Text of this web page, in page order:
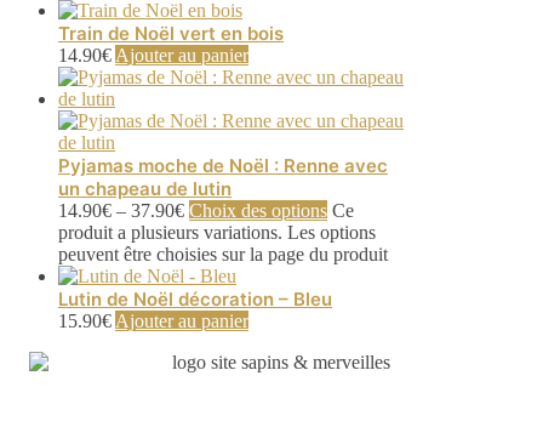
Train de Noël vert en bois
14.90€ Ajouter au panier
Pyjamas moche de Noël : Renne avec
un chapeau de lutin
14.90€ – 37.90€ Choix des options Ce
produit a plusieurs variations. Les options
peuvent être choisies sur la page du produit
Lutin de Noël décoration – Bleu
15.90€ Ajouter au panier